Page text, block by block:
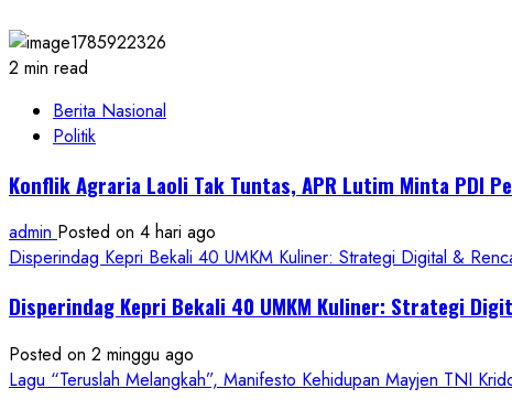
2 min read
Berita Nasional
Politik
Konflik Agraria Laoli Tak Tuntas, APR Lutim Minta PDI
admin Posted on 4 hari ago
Disperindag Kepri Bekali 40 UMKM Kuliner: Strategi Digital &
Disperindag Kepri Bekali 40 UMKM Kuliner: Strategi
Posted on 2 minggu ago
Lagu “Teruslah Melangkah”, Manifesto Kehidupan Mayjen TNI